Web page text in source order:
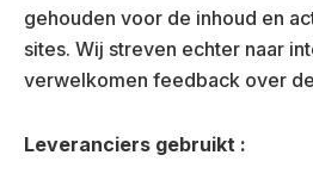
gehouden voor de inhoud en
sites. Wij streven echter naar
verwelkomen feedback over
Leveranciers gebruikt :